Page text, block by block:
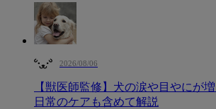
2026/08/06
【獣医師監修】犬の涙や目やにが
日常のケアも含めて解説